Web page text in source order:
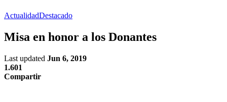
ActualidadDestacado
Misa en honor a los Donantes
Last updated Jun 6, 2019
1.601
Compartir